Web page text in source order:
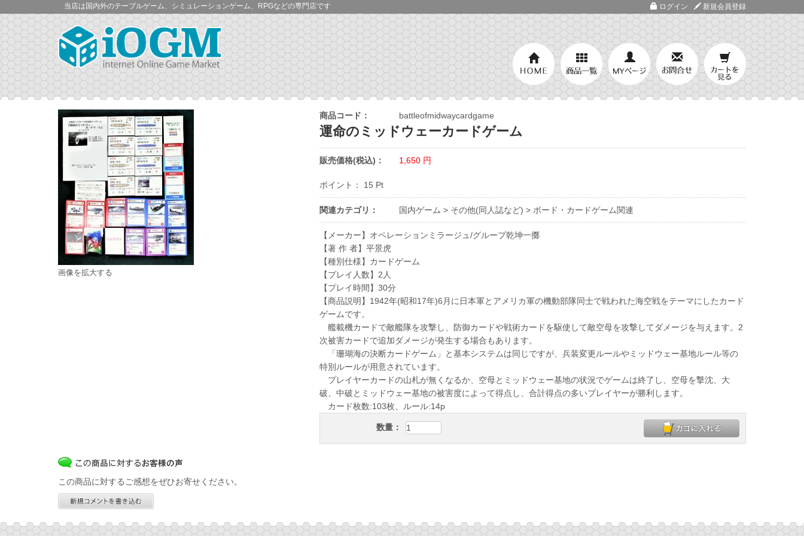
当店は国内外のテーブルゲーム、シミュレーションゲーム、RPGなどの専門店です ログイン 新規会員登録
画像を拡大する
商品コード： battleofmidwaycardgame
運命のミッドウェーカードゲーム
販売価格(税込)： 1,650 円
ポイント： 15 Pt
関連カテゴリ： 国内ゲーム > その他(同人誌など) > ボード・カードゲーム関連
【メーカー】オペレーションミラージュ/グループ乾坤一擲
【著 作 者】平景虎
【種別仕様】カードゲーム
【プレイ人数】2人
【プレイ時間】30分
【商品説明】1942年(昭和17年)6月に日本軍とアメリカ軍の機動部隊同士で戦われた海空戦をテーマにしたカード
ゲームです。
艦載機カードで敵艦隊を攻撃し、防御カードや戦術カードを駆使して敵空母を攻撃してダメージを与えます。2
次被害カードで追加ダメージが発生する場合もあります。
「珊瑚海の決断カードゲーム」と基本システムは同じですが、兵装変更ルールやミッドウェー基地ルール等の
特別ルールが用意されています。
プレイヤーカードの山札が無くなるか、空母とミッドウェー基地の状況でゲームは終了し、空母を撃沈、大
破、中破とミッドウェー基地の被害度によって得点し、合計得点の多いプレイヤーが勝利します。
カード枚数:103枚、ルール:14p
数量：
この商品に対するご感想をぜひお寄せください。